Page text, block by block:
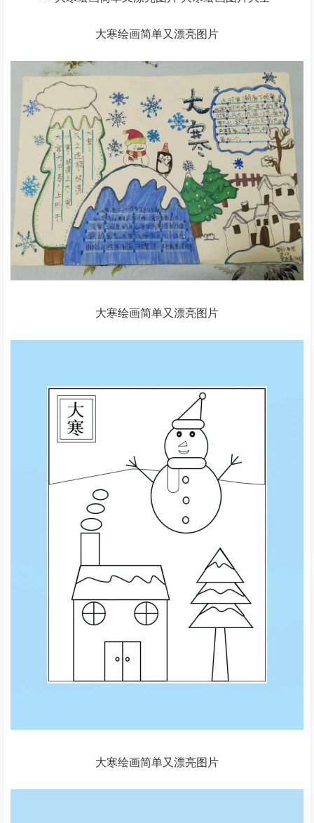
大寒绘画简单又漂亮图片
大寒绘画简单又漂亮图片
大寒绘画简单又漂亮图片